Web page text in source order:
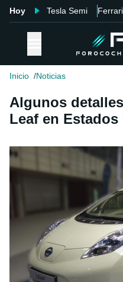
Hoy Tesla Semi Ferrari
Inicio Noticias
Algunos
Leaf en